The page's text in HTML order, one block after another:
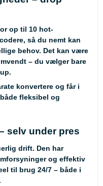
op til 10 hot-
så du nemt kan
behov. Det kan være
– du vælger bare
konvertere og får i
fleksibel og
selv under pres
drift. Den har
og effektiv
til brug 24/7 – både i